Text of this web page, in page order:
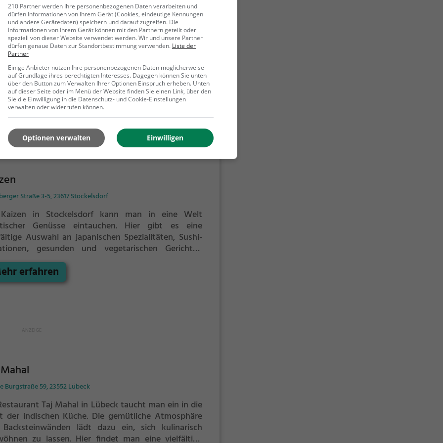
Wok
Straße 6a, 23611 Bad Schwartau
Schwartau findet man das beliebte Restaurant
Wok. Hier lässt es sich in entspannter Atmosphäre
Köstlichkeiten genießen. Ob vietnamesisch,
oder gesunde, vegetarische Optionen – für
Geschmack ist etwas dabei. Die vielfältige Auswahl
Getränken rundet das Angebot perfekt ab. Wer auf
Suche nach leckerem Curry oder veganen Gerichten
wird hier ebenfalls fündig. Im Onkel Wok wird man
verwöhnt und kann in gemütlichem Ambiente
Mehr erfahren
Straße 3-5, 23617 Stockelsdorf
in Stockelsdorf kann man in eine Welt
Genüsse eintauchen. Hier gibt es eine
Auswahl an japanischen Spezialitäten, Sushi-
gesunden und vegetarischen Gerichten
leckeren Cocktails. Für Gäste mit speziellen
gibt es auch Halal, vegane und
Speisen. Die Atmosphäre ist einladend und
erfahren
Burgstraße 59, 23552 Lübeck
Taj Mahal in Lübeck taucht man ein in die
der indischen Küche. Die gemütliche Atmosphäre
lädt dazu ein, sich kulinarisch
zu lassen. Hier findet man eine vielfältige
210 Partner werden Ihre personenbezogenen Daten verarbeiten und
dürfen Informationen von Ihrem Gerät (Cookies, eindeutige Kennungen
und andere Gerätedaten) speichern und darauf zugreifen. Die
Informationen von Ihrem Gerät können mit den Partnern geteilt oder
speziell von dieser Website verwendet werden. Wir und unsere Partner
dürfen genaue Daten zur Standortbestimmung verwenden. Liste der
Partner
Einige Anbieter nutzen Ihre personenbezogenen Daten möglicherweise
auf Grundlage ihres berechtigten Interesses. Dagegen können Sie unten
über den Button zum Verwalten Ihrer Optionen Einspruch erheben. Unten
auf dieser Seite oder im Menü der Website finden Sie einen Link, über den
Sie die Einwilligung in die Datenschutz- und Cookie-Einstellungen
verwalten oder widerrufen können.
Einwilligen
Optionen verwalten